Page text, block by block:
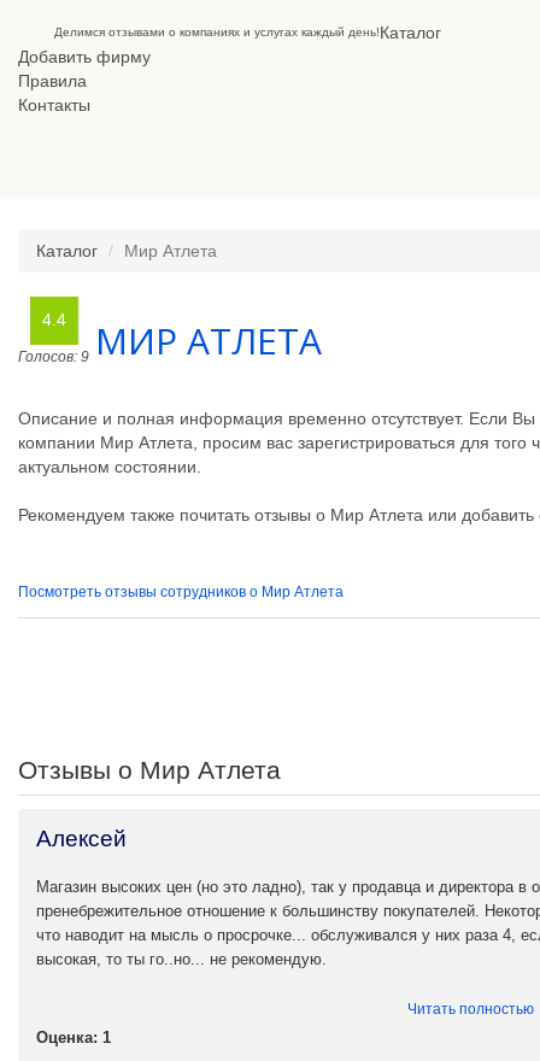
Делимся отзывами о компаниях и услугах каждый день!Каталог
Добавить фирму
Правила
Контакты
Каталог Мир Атлета
4.4
Голосов: 9 МИР АТЛЕТА
Описание и полная информация временно отсутствует. Если
компании Мир Атлета, просим вас зарегистрироваться для
актуальном состоянии.
Рекомендуем также почитать отзывы о Мир Атлета или
Посмотреть отзывы сотрудников о Мир Атлета
Отзывы о Мир Атлета
Алексей
Магазин высоких цен (но это ладно), так у продавца и директора в
пренебрежительное отношение к большинству покупателей.
что наводит на мысль о просрочке... обслуживался у них раза 4,
высокая, то ты го..но... не рекомендую.
Читать полностью
Оценка: 1